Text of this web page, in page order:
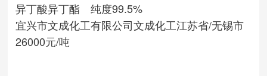
异丁酸异丁酯 纯度99.5%
宜兴市文成化工有限公司文成化工江苏省/无锡市
26000元/吨